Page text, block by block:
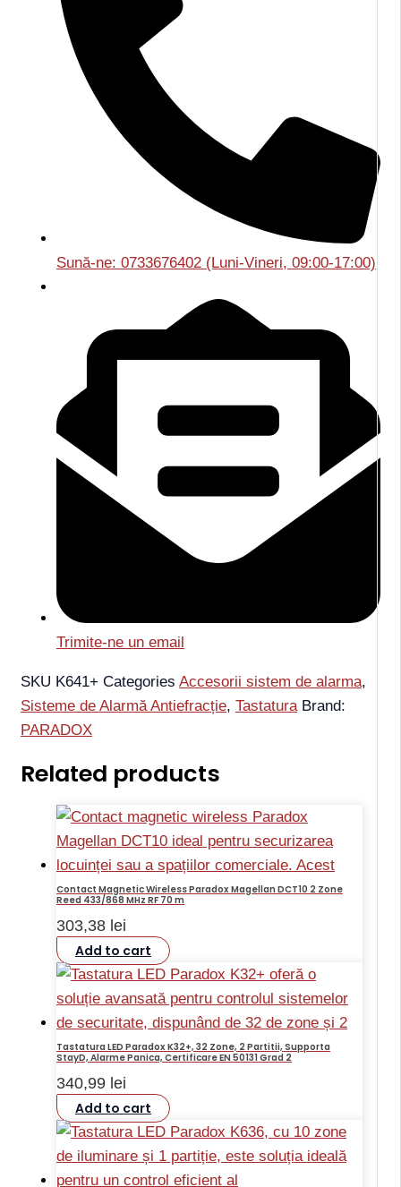
Sună-ne: 0733676402 (Luni-Vineri, 09:00-17:00)
Trimite-ne un email
SKU K641+ Categories Accesorii sistem de alarma,
Sisteme de Alarmă Antiefracție, Tastatura Brand:
PARADOX
Related products
Contact Magnetic Wireless Paradox Magellan DCT10 2 Zone
Reed 433/868 MHz RF 70 m
303,38 lei
Add to cart
Tastatura LED Paradox K32+, 32 Zone, 2 Partitii, Supporta
StayD, Alarme Panica, Certificare EN 50131 Grad 2
340,99 lei
Add to cart